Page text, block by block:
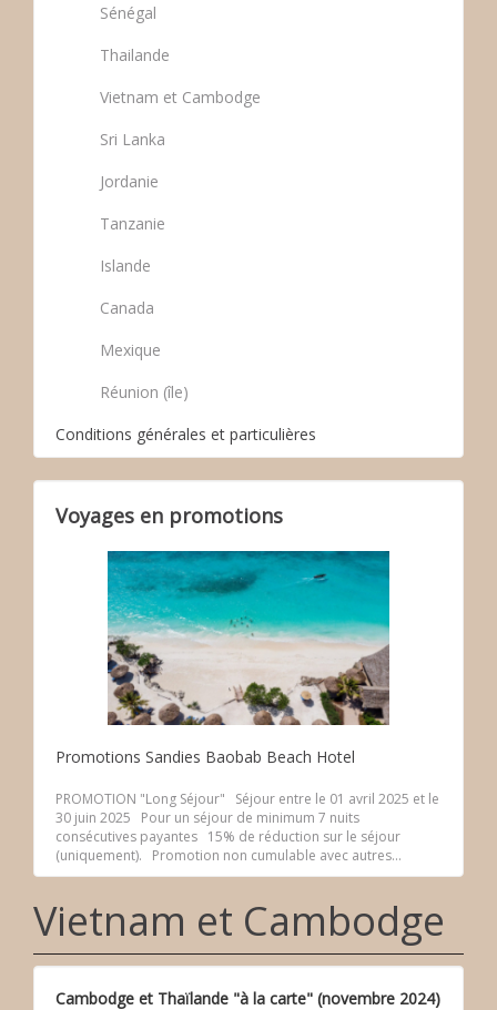
Sénégal
Thailande
Vietnam et Cambodge
Sri Lanka
Jordanie
Tanzanie
Islande
Canada
Mexique
Réunion (île)
Conditions générales et particulières
Voyages en promotions
Promotions Sandies Baobab Beach Hotel
PROMOTION "Long Séjour" Séjour entre le 01 avril 2025 et le
30 juin 2025 Pour un séjour de minimum 7 nuits
consécutives payantes 15% de réduction sur le séjour
(uniquement). Promotion non cumulable avec autres...
Vietnam et Cambodge
Cambodge et Thaïlande "à la carte" (novembre 2024)